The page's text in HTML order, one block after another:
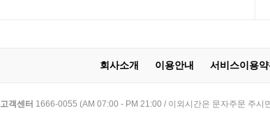
회사소개 이용안내 서비스이용
고객센터 1666-0055 (AM 07:00 - PM 21:00 / 이외시간은 문자주문 주시